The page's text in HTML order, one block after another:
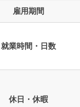
雇用期間
就業時間・日数
休日・休暇